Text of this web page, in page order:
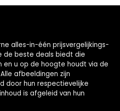
alles-in-één prijsvergelijkings-
de beste deals biedt die
en u op de hoogte houdt via de
afbeeldingen zijn
door hun respectievelijke
is afgeleid van hun